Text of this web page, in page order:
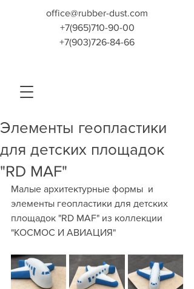
office@rubber-dust.com
+7(965)710-90-00
+7(903)726-84-66
Элементы геопластики
для детских площадок
"RD MAF"
Малые архитектурные формы  и
элементы геопластики для детских
площадок "RD MAF" из коллекции
"КОСМОС И АВИАЦИЯ"